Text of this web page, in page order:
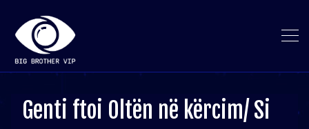
Genti ftoi Oltën në kërcim/ Si